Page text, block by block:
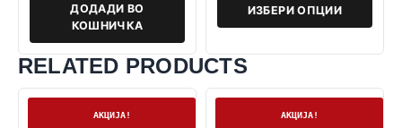
ДОДАДИ ВО
КОШНИЧКА
ИЗБЕРИ ОПЦИИ
RELATED PRODUCTS
АКЦИЈА! АКЦИЈА!